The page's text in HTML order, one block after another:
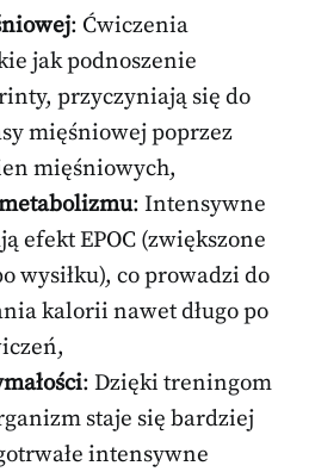
: Ćwiczenia
jak podnoszenie
przyczyniają się do
mięśniowej poprzez
mięśniowych,
: Intensywne
efekt EPOC (zwiększone
wysiłku), co prowadzi do
kalorii nawet długo po
: Dzięki treningom
staje się bardziej
intensywne